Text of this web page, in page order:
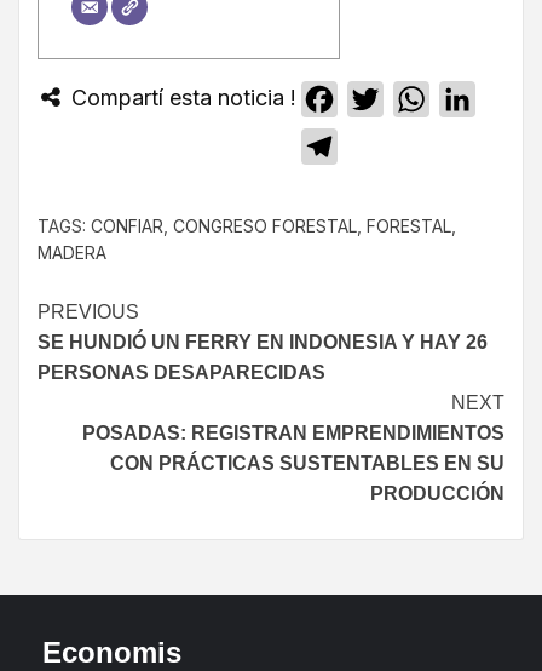
Compartí esta noticia ! Facebook
TwitterWhatsApp
TAGS: CONFIAR CONGRESO FORESTAL FORESTAL
MADERA
PREVIOUS
SE HUNDIÓ UN FERRY EN INDONESIA Y HAY 26
PERSONAS DESAPARECIDAS
NEXT
POSADAS: REGISTRAN EMPRENDIMIENTOS
CON PRÁCTICAS SUSTENTABLES EN SU
PRODUCCIÓN
Economis